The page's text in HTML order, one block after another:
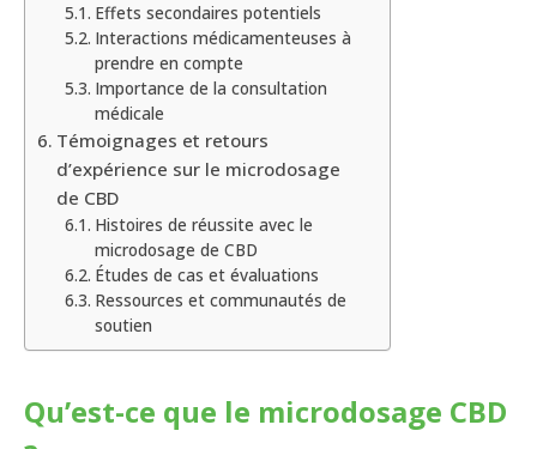
Effets secondaires potentiels
Interactions médicamenteuses à
prendre en compte
Importance de la consultation
médicale
Témoignages et retours
d’expérience sur le microdosage
de CBD
Histoires de réussite avec le
microdosage de CBD
Études de cas et évaluations
Ressources et communautés de
soutien
Qu’est-ce que le microdosage CBD